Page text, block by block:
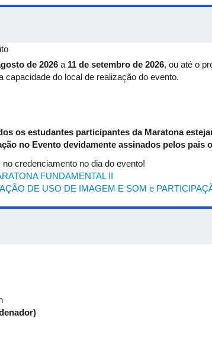
a Maratona como espaço de produção e
de 2026 a 11 de setembro de 2026, ou até o
capacidade do local de realização do evento.
os estudantes participantes da Maratona
no Evento devidamente assinados pelos pais
credenciamento no dia do evento!
FUNDAMENTAL II
DE USO DE IMAGEM E SOM e